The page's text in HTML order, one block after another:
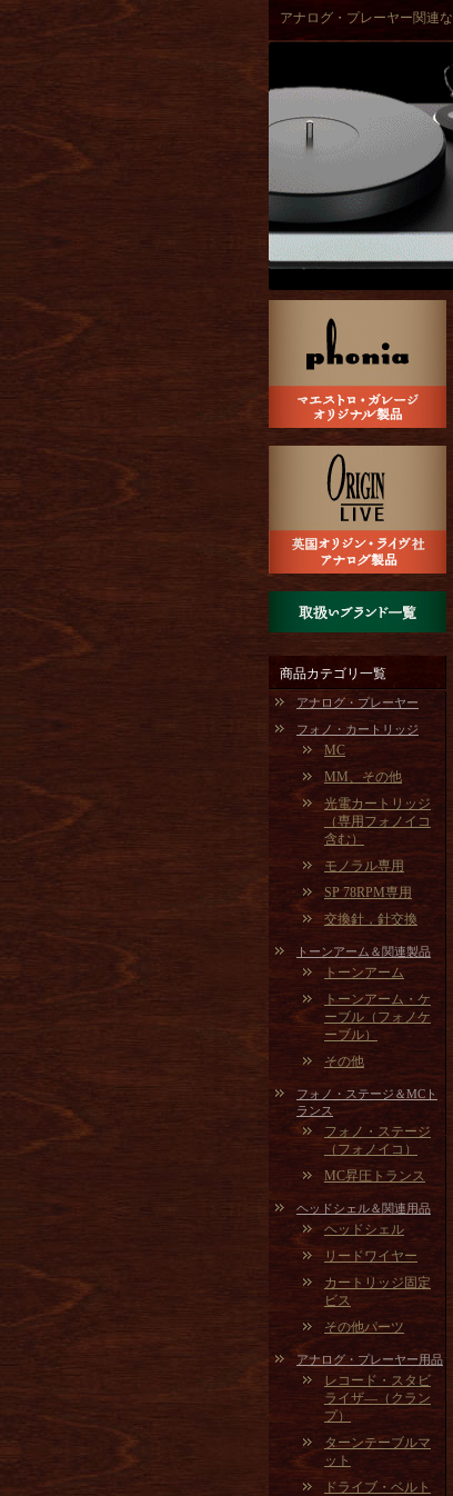
アナログ・プレーヤー関連
商品カテゴリ一覧
アナログ・プレーヤー
フォノ・カートリッジ
MC
MM、その他
光電カートリッジ
（専用フォノイコ
含む）
モノラル専用
SP 78RPM専用
交換針，針交換
トーンアーム＆関連製品
トーンアーム
トーンアーム・ケ
ーブル（フォノケ
ーブル）
その他
フォノ・ステージ＆MCト
ランス
フォノ・ステージ
（フォノイコ）
MC昇圧トランス
ヘッドシェル＆関連用品
ヘッドシェル
リードワイヤー
カートリッジ固定
ビス
その他パーツ
アナログ・プレーヤー用品
レコード・スタビ
ライザ―（クラン
プ）
ターンテーブルマ
ット
ドライブ・ベルト